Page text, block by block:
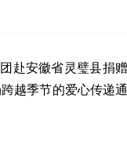
赴安徽省灵璧县捐赠
越季节的爱心传递通